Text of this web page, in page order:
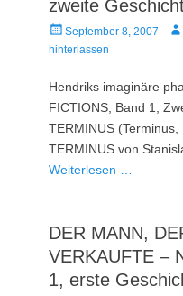
zweite
Veröffentlicht
am
September 8, 2007
hinterlassen
Hendriks imaginäre
FICTIONS, Band 1,
TERMINUS
TERMINUS von
Weiterlesen …
DER MANN,
VERKAUFTE –
1, erste